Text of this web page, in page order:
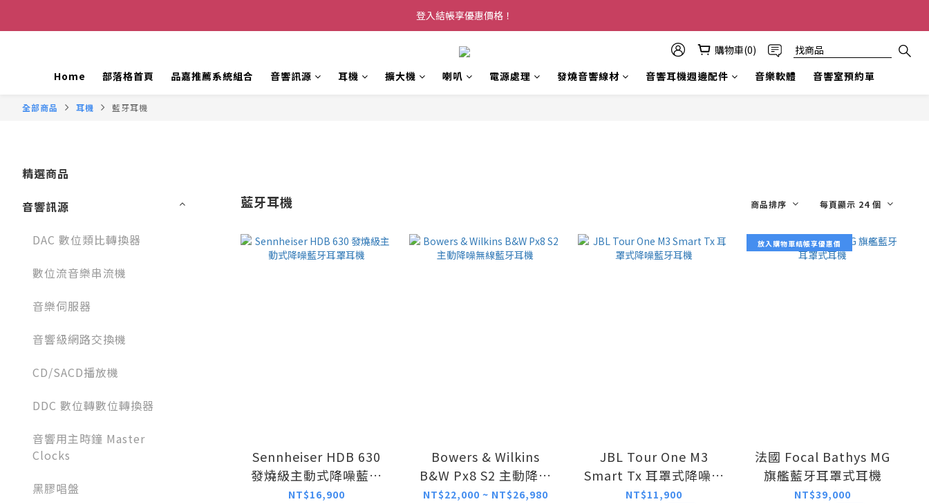
登入結帳享優惠價格！
購物車(0)
Home
部落格首頁 品嘉推薦系統組合 音響訊源 耳機 擴大機 喇叭 電源處理 發燒音響線材 音響耳機週邊配件 音樂軟體 音響室預約單
全部商品 耳機 藍牙耳機
精選商品
音響訊源
DAC 數位類比轉換器
數位流音樂串流機
音樂伺服器
音響級網路交換機
CD/SACD播放機
DDC 數位轉數位轉換器
音響用主時鐘 Master
Clocks
黑膠唱盤
藍牙耳機 商品排序 每頁顯示 24 個
Sennheiser HDB 630
發燒級主動式降噪藍牙
耳罩耳機
NT$16,900
Bowers & Wilkins
B&W Px8 S2 主動降噪
無線藍牙耳機
NT$22,000 ~ NT$26,980
JBL Tour One M3
Smart Tx 耳罩式降噪藍
牙耳機
NT$11,900
放入購物車結帳享優惠價
法國 Focal Bathys MG
旗艦藍牙耳罩式耳機
NT$39,000